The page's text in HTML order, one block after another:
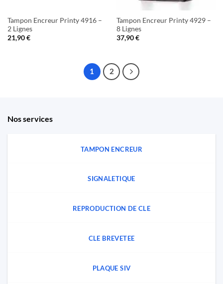
Tampon Encreur Printy 4916 –
2 Lignes
21,90€
Tampon Encreur Printy 4929 –
8 Lignes
37,90€
1 2
Nos services
TAMPON ENCREUR
SIGNALETIQUE
REPRODUCTION DE CLE
CLE BREVETEE
PLAQUE SIV